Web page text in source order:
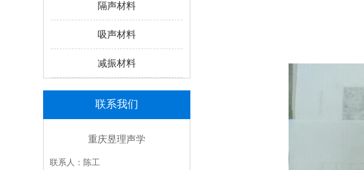
隔声材料
吸声材料
减振材料
联系我们
重庆昱理声学
联系人：陈工